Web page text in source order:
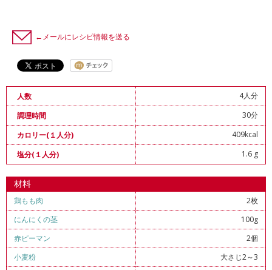
←メールにレシピ情報を送る
人数
4人分
調理時間
30分
カロリー(１人分)
409kcal
塩分(１人分)
1.6 g
材料
鶏もも肉
2枚
にんにくの茎
100g
赤ピーマン
2個
小麦粉
大さじ2～3